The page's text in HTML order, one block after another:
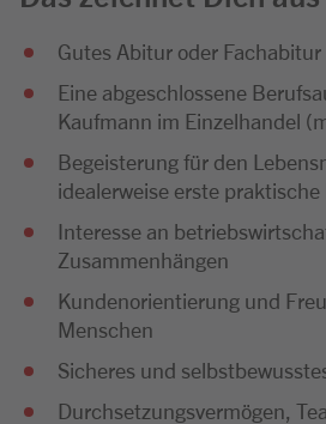
Gutes Abitur oder Fachabitur
Eine abgeschlossene
Kaufmann im Einzelhandel
Begeisterung für den
idealerweise erste
Interesse an
Zusammenhängen
Kundenorientierung und
Menschen
Sicheres und
Durchsetzungsvermögen,